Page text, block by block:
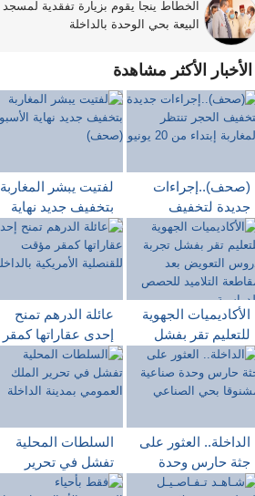
الخطاط ينجا يقوم بزيارة تفقدية لمسجد
البيعة بحي الوحدة بالداخلة
الأخبار الأكثر مشاهدة
(صحف)..إجراءات
جديدة لتخفيف
الحجر تنتظر
المغاربة إبتداء من
20 يونيو
لفتيت يبشر المغاربة
بتخفيف جديد نهاية
الأسبوع (صحف)
الأكاديميات الجهوية
للتعليم تقر بفشل
تجربة دروس
التعويض بعد مقاطعة
التلاميد للحصص
عائلة الدرهم تمنح
إحدى عقاراتها كمقر
مؤقت للقنصلية
الأمريكية بالداخلة
الداخلة.. العثور على
جثة حارس وحدة
صناعية مشنوقا بحي
السلطات المحلية
تفشل في تحرير
الملك العمومي